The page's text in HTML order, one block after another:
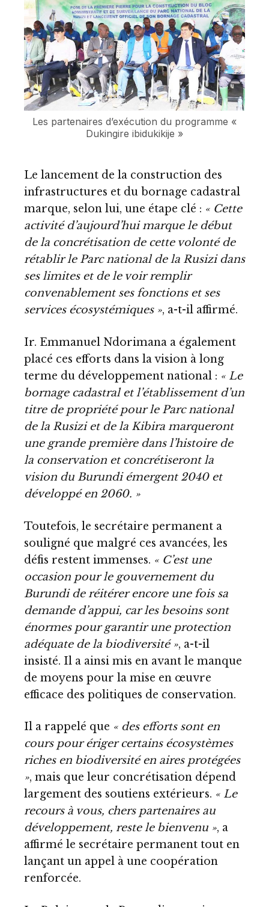
Les partenaires d’exécution du programme «
Dukingire ibidukikije »
Le lancement de la construction des
infrastructures et du bornage cadastral
marque, selon lui, une étape clé : « Cette
activité d’aujourd’hui marque le début
de la concrétisation de cette volonté de
rétablir le Parc national de la Rusizi dans
ses limites et de le voir remplir
convenablement ses fonctions et ses
services écosystémiques », a-t-il affirmé.
Ir. Emmanuel Ndorimana a également
placé ces efforts dans la vision à long
terme du développement national : « Le
bornage cadastral et l’établissement d’un
titre de propriété pour le Parc national
de la Rusizi et de la Kibira marqueront
une grande première dans l’histoire de
la conservation et concrétiseront la
vision du Burundi émergent 2040 et
développé en 2060. »
Toutefois, le secrétaire permanent a
souligné que malgré ces avancées, les
défis restent immenses. « C’est une
occasion pour le gouvernement du
Burundi de réitérer encore une fois sa
demande d’appui, car les besoins sont
énormes pour garantir une protection
adéquate de la biodiversité », a-t-il
insisté. Il a ainsi mis en avant le manque
de moyens pour la mise en œuvre
efficace des politiques de conservation.
Il a rappelé que « des efforts sont en
cours pour ériger certains écosystèmes
riches en biodiversité en aires protégées
», mais que leur concrétisation dépend
largement des soutiens extérieurs. « Le
recours à vous, chers partenaires au
développement, reste le bienvenu », a
affirmé le secrétaire permanent tout en
lançant un appel à une coopération
renforcée.